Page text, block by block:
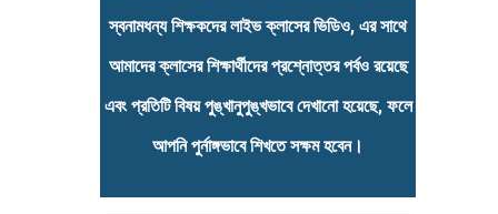
স্বনামধন্য শিক্ষকদের লাইভ ক্লাসের ভিডিও, এর সাথে
আমাদের ক্লাসের শিক্ষার্থীদের প্রশ্নোত্তর পর্বও রয়েছে
এবং প্রতিটি বিষয় পুঙ্খানুপুঙ্খভাবে দেখানো হয়েছে, ফলে
আপনি পুর্নাঙ্গভাবে শিখতে সক্ষম হবেন।